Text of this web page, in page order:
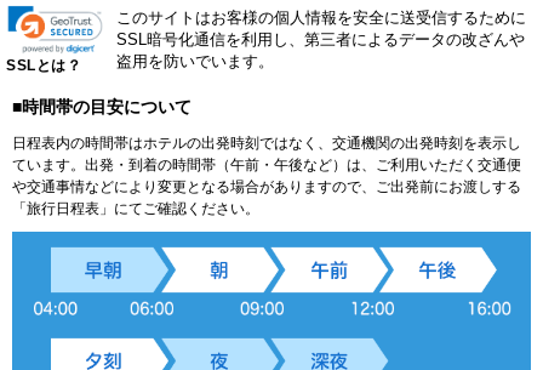
SSLとは？
このサイトはお客様の個人情報を安全に送受信するために
SSL暗号化通信を利用し、第三者によるデータの改ざんや
盗用を防いでいます。
■時間帯の目安について
日程表内の時間帯はホテルの出発時刻ではなく、交通機関の出発時刻を表示し
ています。出発・到着の時間帯（午前・午後など）は、ご利用いただく交通便
や交通事情などにより変更となる場合がありますので、ご出発前にお渡しする
「旅行日程表」にてご確認ください。